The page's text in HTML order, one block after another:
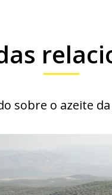
sobre o azeite